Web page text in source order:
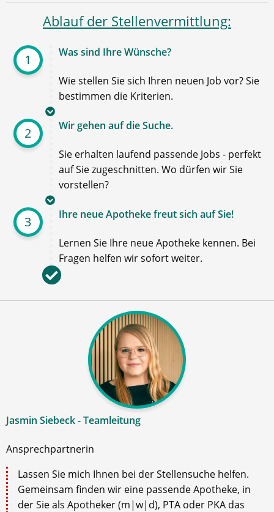
Ablauf der Stellenvermittlung:
1 Was sind Ihre Wünsche?
Wie stellen Sie sich Ihren neuen Job vor? Sie
bestimmen die Kriterien.
2 Wir gehen auf die Suche.
Sie erhalten laufend passende Jobs - perfekt
auf Sie zugeschnitten. Wo dürfen wir Sie
vorstellen?
3 Ihre neue Apotheke freut sich auf Sie!
Lernen Sie Ihre neue Apotheke kennen. Bei
Fragen helfen wir sofort weiter.
Jasmin Siebeck - Teamleitung
Ansprechpartnerin
Lassen Sie mich Ihnen bei der Stellensuche helfen.
Gemeinsam finden wir eine passende Apotheke, in
der Sie als Apotheker (m|w|d), PTA oder PKA das